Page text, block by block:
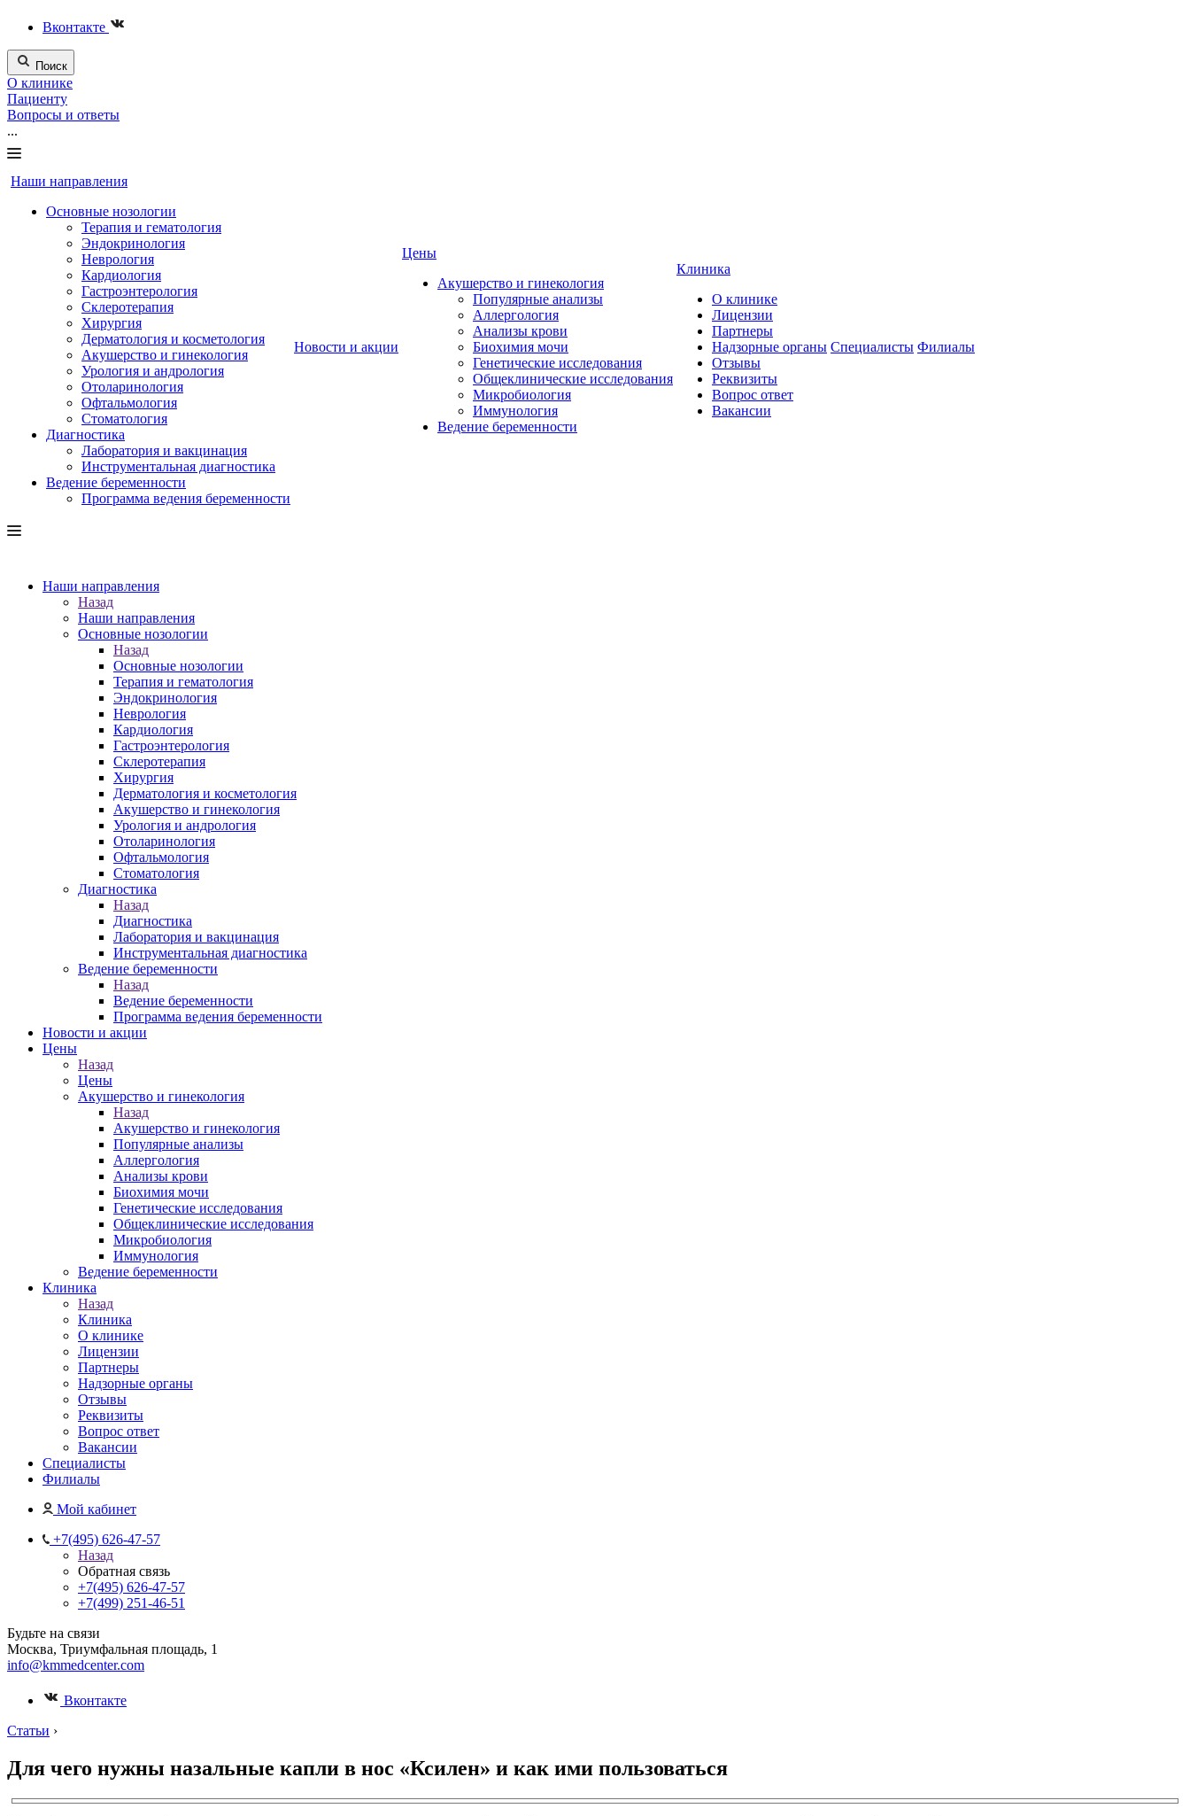
Вконтакте
Поиск
О клинике
Пациенту
Вопросы и ответы
...
Наши направления
Основные нозологии
Терапия и гематология
Эндокринология
Неврология
Кардиология
Гастроэнтерология
Склеротерапия
Хирургия
Дерматология и косметология
Акушерство и гинекология
Урология и андрология
Отоларинология
Офтальмология
Стоматология
Диагностика
Лаборатория и вакцинация
Инструментальная диагностика
Ведение беременности
Программа ведения беременности
Новости и акции
Цены
Акушерство и гинекология
Популярные анализы
Аллергология
Анализы крови
Биохимия мочи
Генетические исследования
Общеклинические исследования
Микробиология
Иммунология
Ведение беременности
Клиника
О клинике
Лицензии
Партнеры
Надзорные органы
Отзывы
Реквизиты
Вопрос ответ
Вакансии
Специалисты Филиалы
Наши направления
Назад
Наши направления
Основные нозологии
Назад
Основные нозологии
Терапия и гематология
Эндокринология
Неврология
Кардиология
Гастроэнтерология
Склеротерапия
Хирургия
Дерматология и косметология
Акушерство и гинекология
Урология и андрология
Отоларинология
Офтальмология
Стоматология
Диагностика
Назад
Диагностика
Лаборатория и вакцинация
Инструментальная диагностика
Ведение беременности
Назад
Ведение беременности
Программа ведения беременности
Новости и акции
Цены
Назад
Цены
Акушерство и гинекология
Назад
Акушерство и гинекология
Популярные анализы
Аллергология
Анализы крови
Биохимия мочи
Генетические исследования
Общеклинические исследования
Микробиология
Иммунология
Ведение беременности
Клиника
Назад
Клиника
О клинике
Лицензии
Партнеры
Надзорные органы
Отзывы
Реквизиты
Вопрос ответ
Вакансии
Специалисты
Филиалы
Мой кабинет
+7(495) 626-47-57
Назад
Обратная связь
+7(495) 626-47-57
+7(499) 251-46-51
Будьте на связи
Москва, Триумфальная площадь, 1
info@kmmedcenter.com
Вконтакте
Статьи ›
Для чего нужны назальные капли в нос «Ксилен» и как ими пользоваться